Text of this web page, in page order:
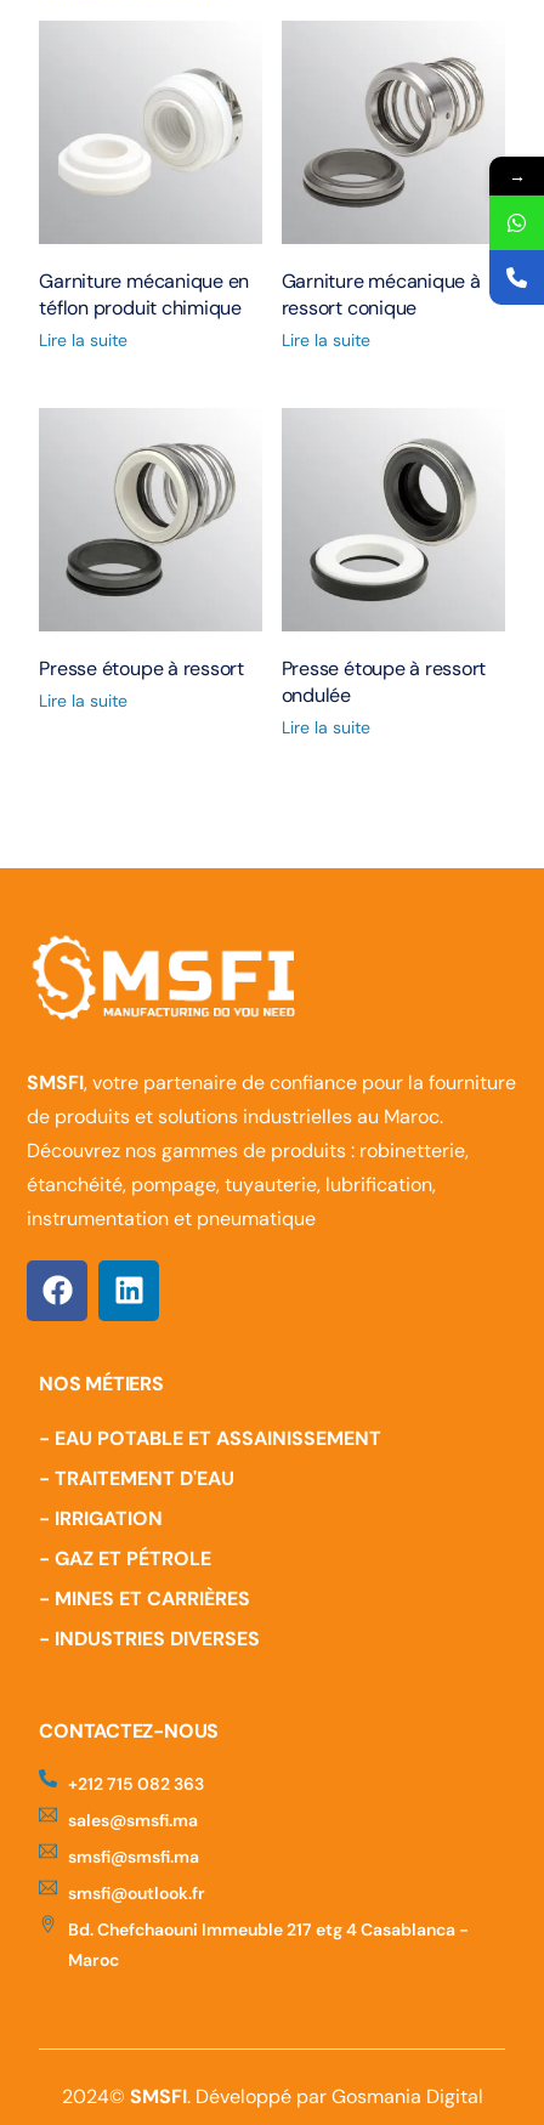
Garniture mécanique en
téflon produit chimique
Lire la suite
Garniture mécanique à
ressort conique
Lire la suite
Presse étoupe à ressort
Lire la suite
Presse étoupe à ressort
ondulée
Lire la suite
SMSFI, votre partenaire de confiance pour la fourniture
de produits et solutions industrielles au Maroc.
Découvrez nos gammes de produits : robinetterie,
étanchéité, pompage, tuyauterie, lubrification,
instrumentation et pneumatique
NOS MÉTIERS
- EAU POTABLE ET ASSAINISSEMENT
- TRAITEMENT D'EAU
- IRRIGATION
- GAZ ET PÉTROLE
- MINES ET CARRIÈRES
- INDUSTRIES DIVERSES
CONTACTEZ-NOUS
‪+212 715 082 363
sales@smsfi.ma
smsfi@smsfi.ma
smsfi@outlook.fr
Bd. Chefchaouni Immeuble 217 etg 4 Casablanca -
Maroc
2024© SMSFI. Développé par Gosmania Digital
→